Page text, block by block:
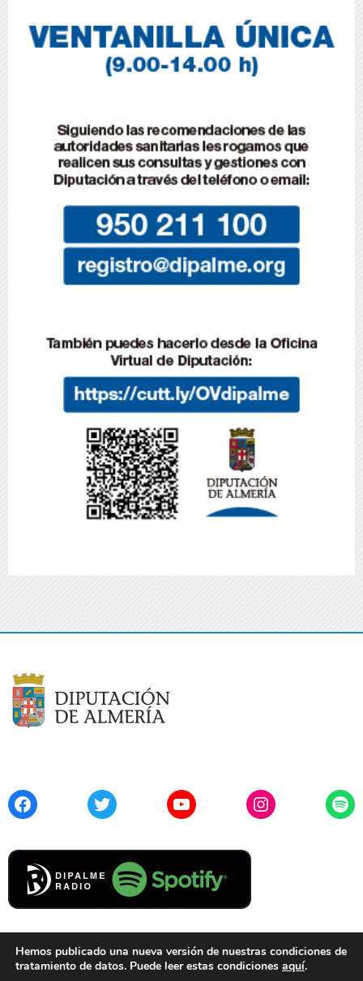
FacebookTwitter YouTubeInstagram
Cookies
Hemos publicado una nueva versión de nuestras condiciones de
tratamiento de datos. Puede leer estas condiciones aquí.